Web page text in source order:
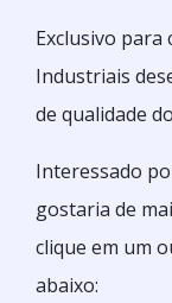
Exclusivo
Industriais
de qualidade
Interessado
gostaria de
clique em um
abaixo: